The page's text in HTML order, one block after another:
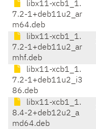
libx11-xcb1_1.
7.2-1+deb11u2_ar
m64.deb
libx11-xcb1_1.
7.2-1+deb11u2_ar
mhf.deb
libx11-xcb1_1.
7.2-1+deb11u2_i3
86.deb
libx11-xcb1_1.
8.4-2+deb12u2_a
md64.deb